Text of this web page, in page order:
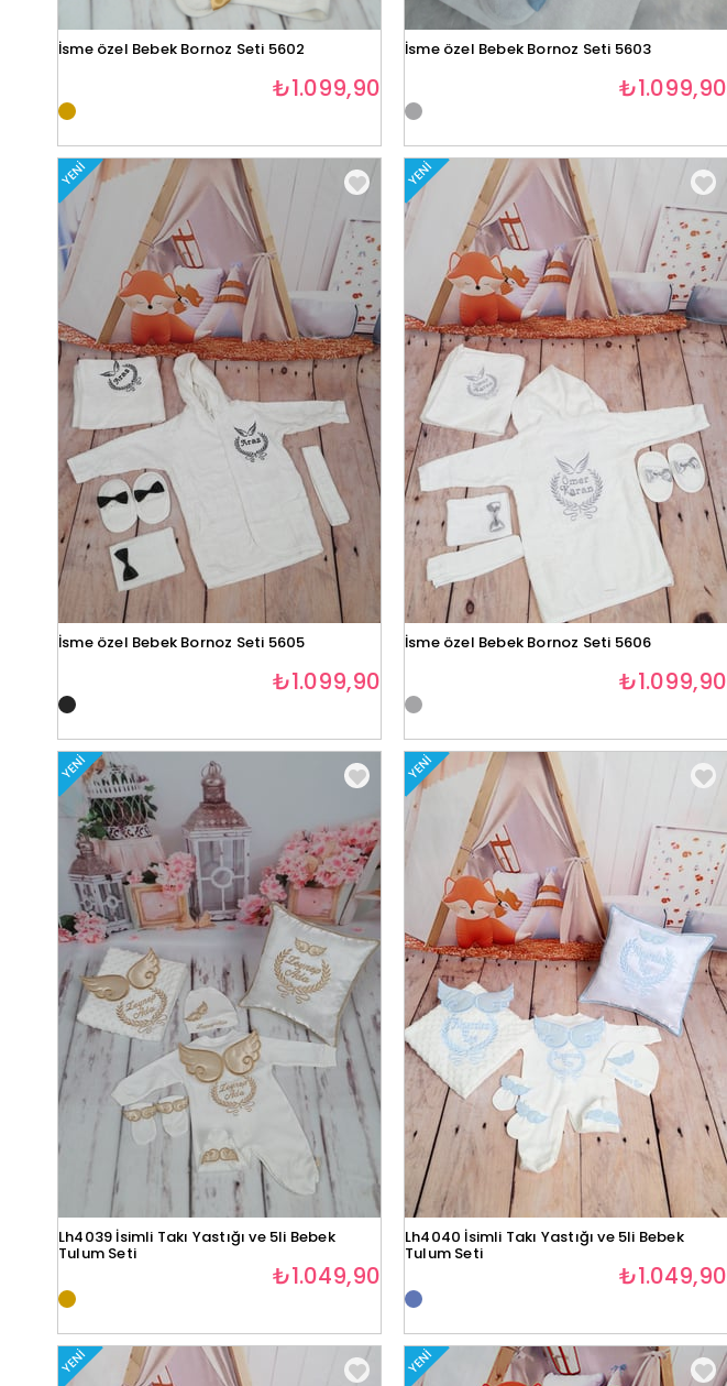
İsme özel Bebek Bornoz Seti 5602
₺1.099,90
İsme özel Bebek Bornoz Seti 5603
₺1.099,90
YENI
İsme özel Bebek Bornoz Seti 5605
₺1.099,90
YENI
İsme özel Bebek Bornoz Seti 5606
₺1.099,90
YENI
Lh4039 İsimli Takı Yastığı ve 5li Bebek
Tulum Seti
₺1.049,90
YENI
Lh4040 İsimli Takı Yastığı ve 5li Bebek
Tulum Seti
₺1.049,90
YENI YENI